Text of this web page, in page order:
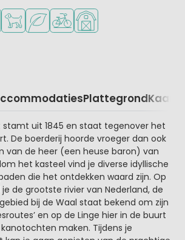
omgeving
voor jonge kinderen
Huisdieren toegestaan
Groene ligging
FietsverhuurBoerderijcamping
PlattegrondKaart
stamt uit 1845 en staat tegenover het
De boerderij hoorde vroeger dan ook
van de heer (een heuse baron) van
het kasteel vind je diverse idyllische
die het ontdekken waard zijn. Op
de grootste rivier van Nederland, de
bij de Waal staat bekend om zijn
en op de Linge hier in de buurt
maken. Tijdens je